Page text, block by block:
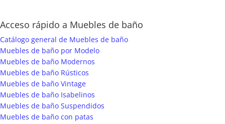
Acceso rápido a Muebles de baño
Catálogo general de Muebles de baño
Muebles de baño por Modelo
Muebles de baño Modernos
Muebles de baño Rústicos
Muebles de baño Vintage
Muebles de baño Isabelinos
Muebles de baño Suspendidos
Muebles de baño con patas